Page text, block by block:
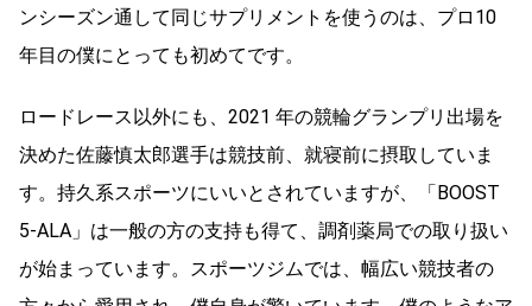
ンシーズン通して同じサプリメントを使うのは、プロ10
年目の僕にとっても初めてです。
ロードレース以外にも、2021 年の競輪グランプリ出場を
決めた佐藤慎太郎選手は競技前、就寝前に摂取していま
す。持久系スポーツにいいとされていますが、「BOOST
5-ALA」は一般の方の支持も得て、調剤薬局での取り扱い
が始まっています。スポーツジムでは、幅広い競技者の